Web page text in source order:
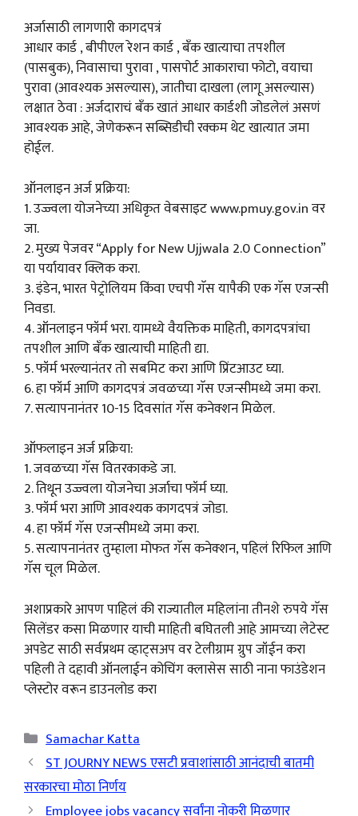
अर्जासाठी लागणारी कागदपत्रं
आधार कार्ड , बीपीएल रेशन कार्ड , बँक खात्याचा तपशील
(पासबुक), निवासाचा पुरावा , पासपोर्ट आकाराचा फोटो, वयाचा
पुरावा (आवश्यक असल्यास), जातीचा दाखला (लागू असल्यास)
लक्षात ठेवा : अर्जदाराचं बँक खातं आधार कार्डशी जोडलेलं असणं
आवश्यक आहे, जेणेकरून सब्सिडीची रक्कम थेट खात्यात जमा
होईल.
ऑनलाइन अर्ज प्रक्रिया:
1. उज्ज्वला योजनेच्या अधिकृत वेबसाइट www.pmuy.gov.in वर
जा.
2. मुख्य पेजवर “Apply for New Ujjwala 2.0 Connection”
या पर्यायावर क्लिक करा.
3. इंडेन, भारत पेट्रोलियम किंवा एचपी गॅस यापैकी एक गॅस एजन्सी
निवडा.
4. ऑनलाइन फॉर्म भरा. यामध्ये वैयक्तिक माहिती, कागदपत्रांचा
तपशील आणि बँक खात्याची माहिती द्या.
5. फॉर्म भरल्यानंतर तो सबमिट करा आणि प्रिंटआउट घ्या.
6. हा फॉर्म आणि कागदपत्रं जवळच्या गॅस एजन्सीमध्ये जमा करा.
7. सत्यापनानंतर 10-15 दिवसांत गॅस कनेक्शन मिळेल.
ऑफलाइन अर्ज प्रक्रिया:
1. जवळच्या गॅस वितरकाकडे जा.
2. तिथून उज्ज्वला योजनेचा अर्जाचा फॉर्म घ्या.
3. फॉर्म भरा आणि आवश्यक कागदपत्रं जोडा.
4. हा फॉर्म गॅस एजन्सीमध्ये जमा करा.
5. सत्यापनानंतर तुम्हाला मोफत गॅस कनेक्शन, पहिलं रिफिल आणि
गॅस चूल मिळेल.
अशाप्रकारे आपण पाहिलं की राज्यातील महिलांना तीनशे रुपये गॅस
सिलेंडर कसा मिळणार याची माहिती बघितली आहे आमच्या लेटेस्ट
अपडेट साठी सर्वप्रथम व्हाट्सअप वर टेलीग्राम ग्रुप जॉईन करा
पहिली ते दहावी ऑनलाईन कोचिंग क्लासेस साठी नाना फाउंडेशन
प्लेस्टोर वरून डाउनलोड करा
Categories
Samachar Katta
ST JOURNY NEWS एसटी प्रवाशांसाठी आनंदाची बातमी
सरकारचा मोठा निर्णय
Employee jobs vacancy सर्वांना नोकरी मिळणार